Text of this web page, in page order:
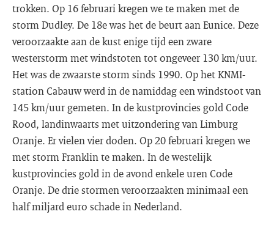
trokken. Op 16 februari kregen we te maken met de
storm Dudley. De 18e was het de beurt aan Eunice. Deze
veroorzaakte aan de kust enige tijd een zware
westerstorm met windstoten tot ongeveer 130 km/uur.
Het was de zwaarste storm sinds 1990. Op het KNMI-
station Cabauw werd in de namiddag een windstoot van
145 km/uur gemeten. In de kustprovincies gold Code
Rood, landinwaarts met uitzondering van Limburg
Oranje. Er vielen vier doden. Op 20 februari kregen we
met storm Franklin te maken. In de westelijk
kustprovincies gold in de avond enkele uren Code
Oranje. De drie stormen veroorzaakten minimaal een
half miljard euro schade in Nederland.